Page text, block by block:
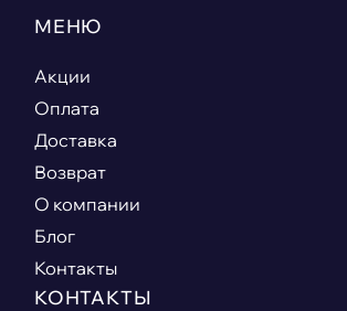
МЕНЮ
Акции
Оплата
Доставка
Возврат
О компании
Блог
Контакты
КОНТАКТЫ